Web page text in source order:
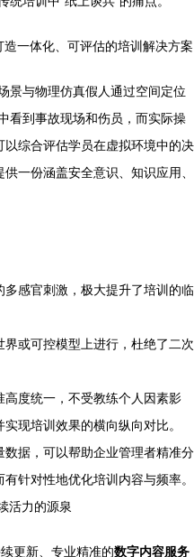
造一体化、可评估的培训解决方案
景与物理仿真假人通过空间定位
看到事故现场和伤员，而实际操
综合评估学员在虚拟环境中的决
一份涵盖安全意识、知识应用、
多感官刺激，极大提升了培训的临
界或可控模型上进行，杜绝了二次
高度统一，不受教练个人因素影
现培训效果的横向纵向对比。
据，可以帮助企业管理者精准分
针对性地优化培训内容与频率。
活力的源泉
更新、专业精准的数字内容服务